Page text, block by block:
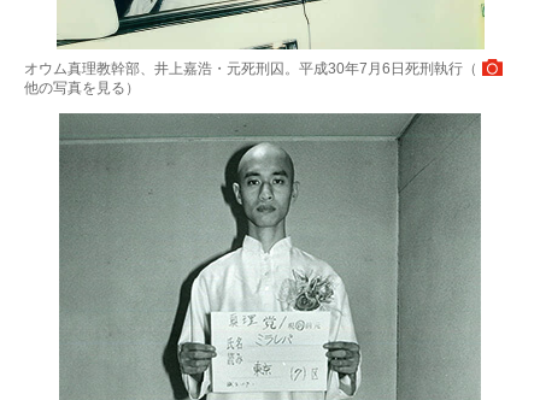
オウム真理教幹部、井上嘉浩・元死刑囚。平成30年7月6日死刑執行（
他の写真を見る ）